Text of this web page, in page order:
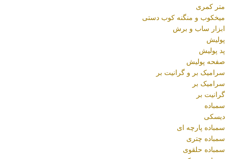
متر کمری
میخکوب و منگنه کوب دستی
ابزار ساب و برش
پولیش
پد پولیش
صفحه پولیش
سرامیک بر و گرانیت بر
سرامیک بر
گرانیت بر
سمباده
دیسکی
سمباده پارچه ای
سمباده چتری
سمباده حلقوی